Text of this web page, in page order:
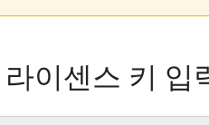
이센스 키 입